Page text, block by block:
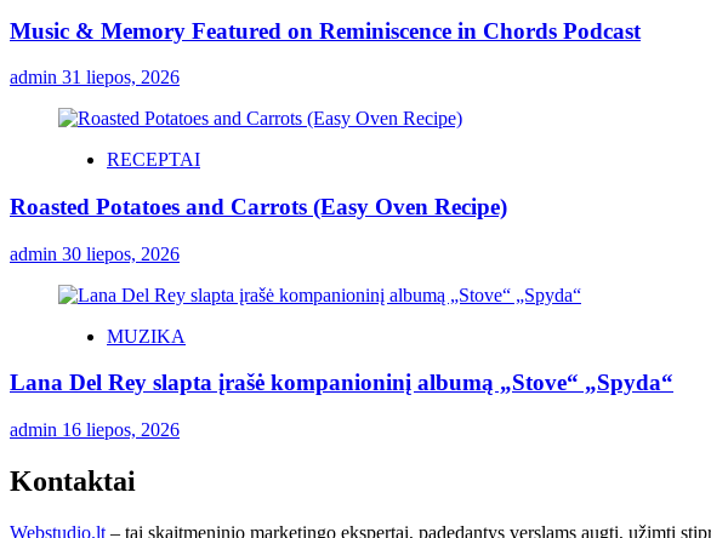
Music & Memory Featured on Reminiscence in Chords Podcast
admin 31 liepos, 2026
RECEPTAI
Roasted Potatoes and Carrots (Easy Oven Recipe)
admin 30 liepos, 2026
MUZIKA
Lana Del Rey slapta įrašė kompanioninį albumą „Stove“ „Spyda“
admin 16 liepos, 2026
Kontaktai
Webstudio.lt – tai skaitmeninio marketingo ekspertai, padedantys verslams augti, užimti